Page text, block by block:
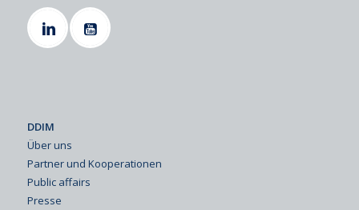
DDIM
Über uns
Partner und Kooperationen
Public affairs
Presse